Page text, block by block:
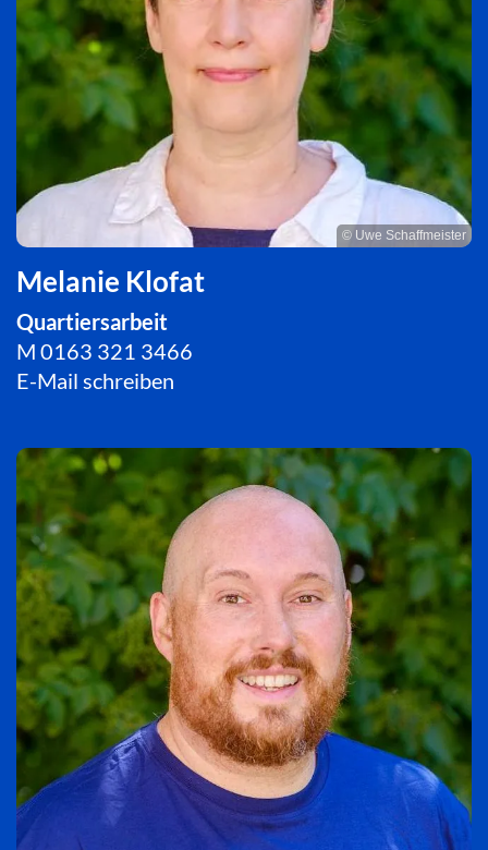
© Uwe Schaffmeister
Melanie Klofat
Quartiersarbeit
M 0163 321 3466
E-Mail schreiben